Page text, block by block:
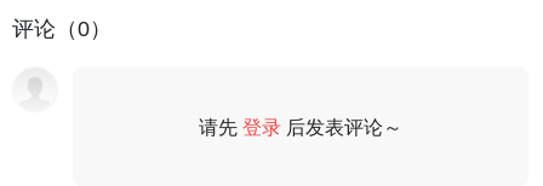
评论（0）
请先登录 后发表评论～